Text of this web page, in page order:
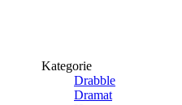
Kategorie
Drabble
Dramat